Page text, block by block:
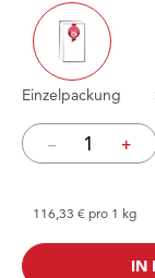
Einzelpackung
– +
116,33 € pro 1 kg
IN